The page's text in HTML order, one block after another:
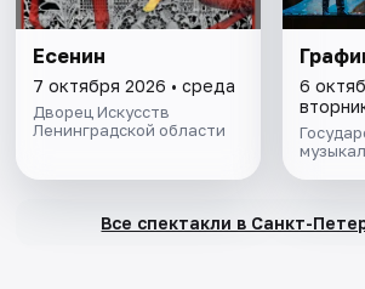
Есенин
7 октября 2026 • среда
Дворец Искусств
Ленинградской области
6
Все спектакли в Санкт-